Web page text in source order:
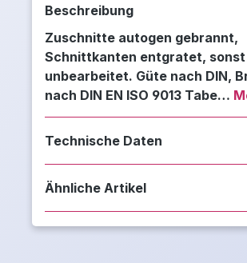
Beschreibung
Zuschnitte autogen gebrannt,
Schnittkanten entgratet, sonst
unbearbeitet. Güte nach DIN,
nach DIN EN ISO 9013 Tabe…
Technische Daten
Ähnliche Artikel